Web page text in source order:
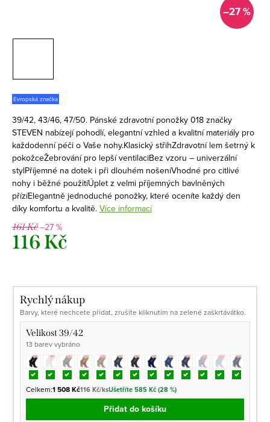
–27 %
Evropská značka
39/42, 43/46, 47/50. Pánské zdravotní ponožky 018 značky
STEVEN nabízejí pohodlí, elegantní vzhled a kvalitní materiály pro
každodenní péči o Vaše nohy.Klasický střihZdravotní lem šetrný k
pokožceŽebrování pro lepší ventilaciBez vzoru – univerzální
stylPříjemné na dotek i při dlouhém nošeníVhodné pro citlivé
nohy i běžné použitíÚplet z velmi příjemných bavlněných
přízíElegantně jednoduché ponožky, které oceníte každý den
díky komfortu a kvalitě. Více informací
161 Kč–27 %
116 Kč
Rychlý nákup
Barvy, které nechcete přidat, zrušíte kliknutím na zelené zaškrtávátko.
Velikost 39/42
13 barev vybráno
Celkem:1 508 Kč116 Kč/ksUšetříte 585 Kč (28 %)
Přidat do košíku